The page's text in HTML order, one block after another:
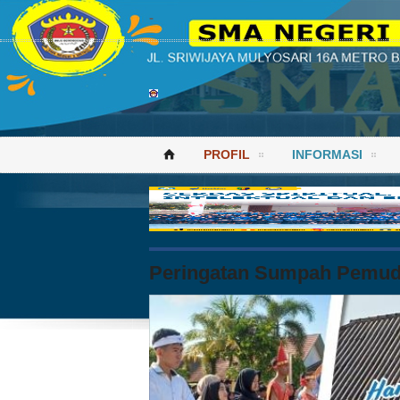
-
⌂ PROFIL INFORMASI
Peringatan Sumpah